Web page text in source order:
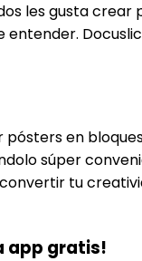
les gusta crear
entender.
pósters en
súper
tu
app gratis!